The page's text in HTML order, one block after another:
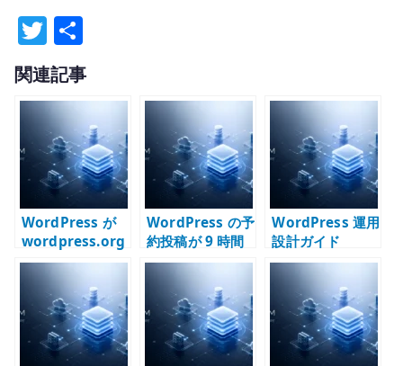
T
w
it
te
r
有
関連記事
WordPress が
wordpress.org
に接続できない
時の切り分け –
DNS / Proxy /
Firewall /
Kubernetes を
確認する
WordPress の予
約投稿が 9 時間
ずれる原因 –
Docker /
Kubernetes 環
境のタイムゾー
ンを確認する
WordPress 運用
設計ガイド